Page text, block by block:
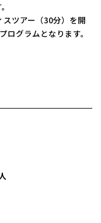
ツアー（30分）を開
グラムとなります。